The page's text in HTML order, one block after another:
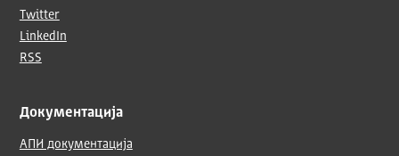
Twitter
LinkedIn
RSS
Документација
АПИ документација